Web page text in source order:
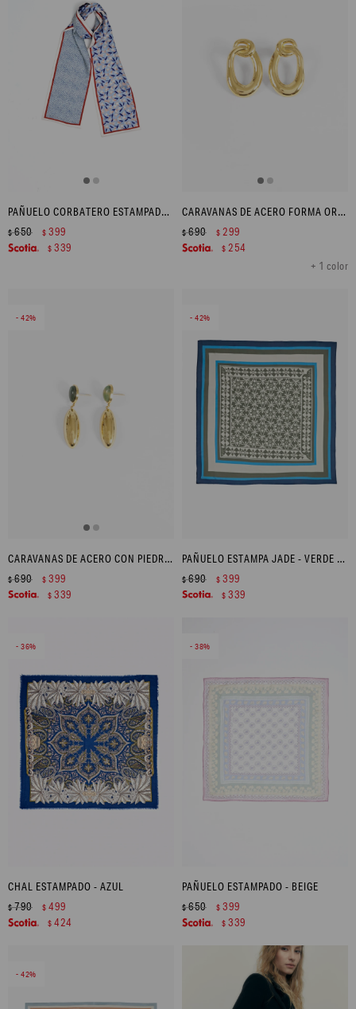
PAÑUELO CORBATERO ESTAMPADO - CELESTE
$650 $ 399
$ 339
CARAVANAS DE ACERO FORMA ORGÁNICA - DORADO
+ 1 color
$690 $ 299
$ 254
42
CARAVANAS DE ACERO CON PIEDRA - DORADO
$690 $ 399
$ 339
42
PAÑUELO ESTAMPA JADE - VERDE OLIVA
$690 $ 399
$ 339
36
CHAL ESTAMPADO - AZUL
$790 $ 499
$ 424
38
PAÑUELO ESTAMPADO - BEIGE
$650 $ 399
$ 339
42